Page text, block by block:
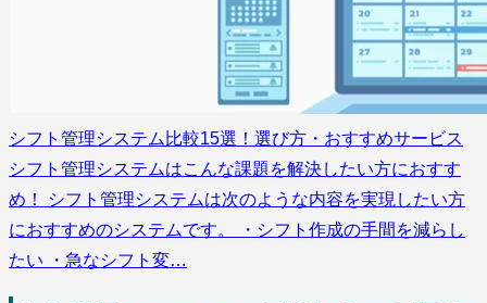
シフト管理システム比較15選！選び方・おすすめサービス
シフト管理システムはこんな課題を解決したい方におすす
め！ シフト管理システムは次のような内容を実現したい方
におすすめのシステムです。 ・シフト作成の手間を減らし
たい ・急なシフト変…